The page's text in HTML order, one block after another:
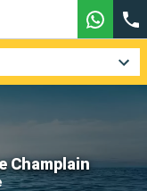
Champlain